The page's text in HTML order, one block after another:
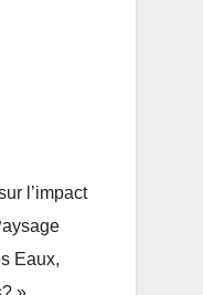
l’impact
Eaux,